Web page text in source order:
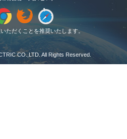
ただくことを推奨いたします。
CO.,LTD. All Rights Reserved.